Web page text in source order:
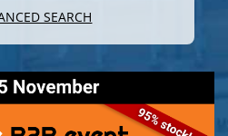
SEARCH